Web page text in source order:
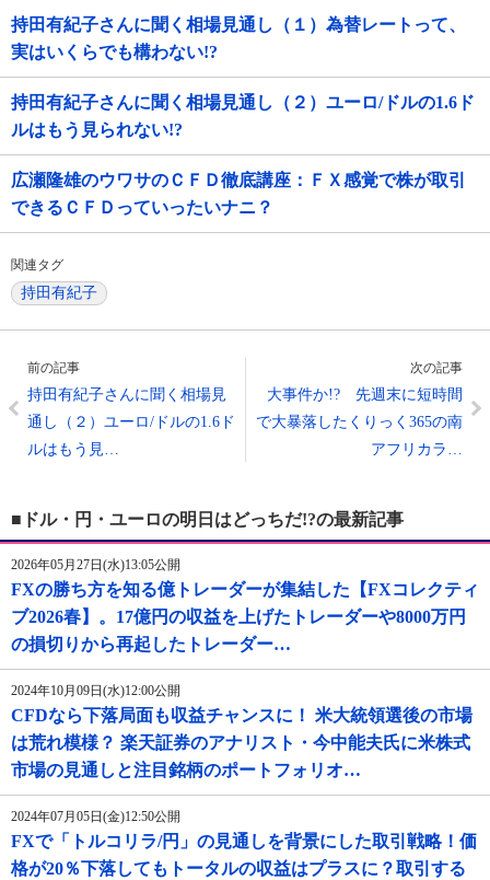
持田有紀子さんに聞く相場見通し（１）為替レートって、
実はいくらでも構わない!?
持田有紀子さんに聞く相場見通し（２）ユーロ/ドルの1.6ド
ルはもう見られない!?
広瀬隆雄のウワサのＣＦＤ徹底講座：ＦＸ感覚で株が取引
できるＣＦＤっていったいナニ？
関連タグ
持田有紀子
前の記事
持田有紀子さんに聞く相場見
通し（２）ユーロ/ドルの1.6ド
ルはもう見…
次の記事
大事件か!? 先週末に短時間
で大暴落したくりっく365の南
アフリカラ…
■ドル・円・ユーロの明日はどっちだ!?の最新記事
2026年05月27日(水)13:05公開
FXの勝ち方を知る億トレーダーが集結した【FXコレクティ
ブ2026春】。17億円の収益を上げたトレーダーや8000万円
の損切りから再起したトレーダー…
2024年10月09日(水)12:00公開
CFDなら下落局面も収益チャンスに！ 米大統領選後の市場
は荒れ模様？ 楽天証券のアナリスト・今中能夫氏に米株式
市場の見通しと注目銘柄のポートフォリオ…
2024年07月05日(金)12:50公開
FXで「トルコリラ/円」の見通しを背景にした取引戦略！価
格が20％下落してもトータルの収益はプラスに？取引する